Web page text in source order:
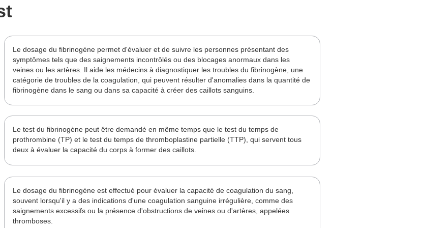
Le dosage du fibrinogène permet d'évaluer et de suivre les personnes présentant des
symptômes tels que des saignements incontrôlés ou des blocages anormaux dans les
veines ou les artères. Il aide les médecins à diagnostiquer les troubles du fibrinogène, une
catégorie de troubles de la coagulation, qui peuvent résulter d'anomalies dans la quantité de
fibrinogène dans le sang ou dans sa capacité à créer des caillots sanguins.
Le test du fibrinogène peut être demandé en même temps que le test du temps de
prothrombine (TP) et le test du temps de thromboplastine partielle (TTP), qui servent tous
deux à évaluer la capacité du corps à former des caillots.
Le dosage du fibrinogène est effectué pour évaluer la capacité de coagulation du sang,
souvent lorsqu'il y a des indications d'une coagulation sanguine irrégulière, comme des
saignements excessifs ou la présence d'obstructions de veines ou d'artères, appelées
thromboses.